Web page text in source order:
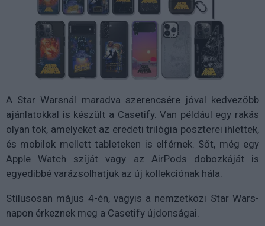
A Star Warsnál maradva szerencsére jóval kedvezőbb
ajánlatokkal is készült a Casetify. Van például egy rakás
olyan tok, amelyeket az eredeti trilógia poszterei ihlettek,
és mobilok mellett tableteken is elférnek. Sőt, még egy
Apple Watch szíját vagy az AirPods dobozkáját is
egyedibbé varázsolhatjuk az új kollekciónak hála.
Stílusosan május 4-én, vagyis a nemzetközi Star Wars-
napon érkeznek meg a Casetify újdonságai.